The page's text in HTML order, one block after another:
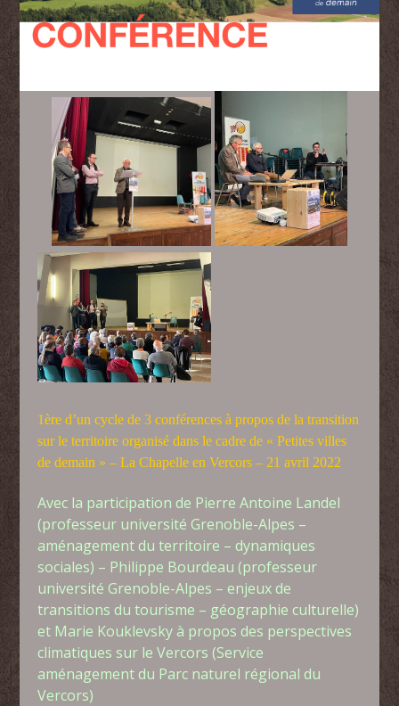
1ère d’un cycle de 3 conférences à propos de la transition
sur le territoire organisé dans le cadre de « Petites villes
de demain » – La Chapelle en Vercors – 21 avril 2022
Avec la participation de Pierre Antoine Landel
(professeur université Grenoble-Alpes –
aménagement du territoire – dynamiques
sociales) – Philippe Bourdeau (professeur
université Grenoble-Alpes – enjeux de
transitions du tourisme – géographie culturelle)
et Marie Kouklevsky à propos des perspectives
climatiques sur le Vercors (Service
aménagement du Parc naturel régional du
Vercors)